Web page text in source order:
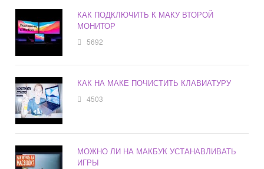
КАК ПОДКЛЮЧИТЬ К МАКУ ВТОРОЙ
МОНИТОР
5692
КАК НА МАКЕ ПОЧИСТИТЬ КЛАВИАТУРУ
4503
МОЖНО ЛИ НА МАКБУК УСТАНАВЛИВАТЬ
ИГРЫ